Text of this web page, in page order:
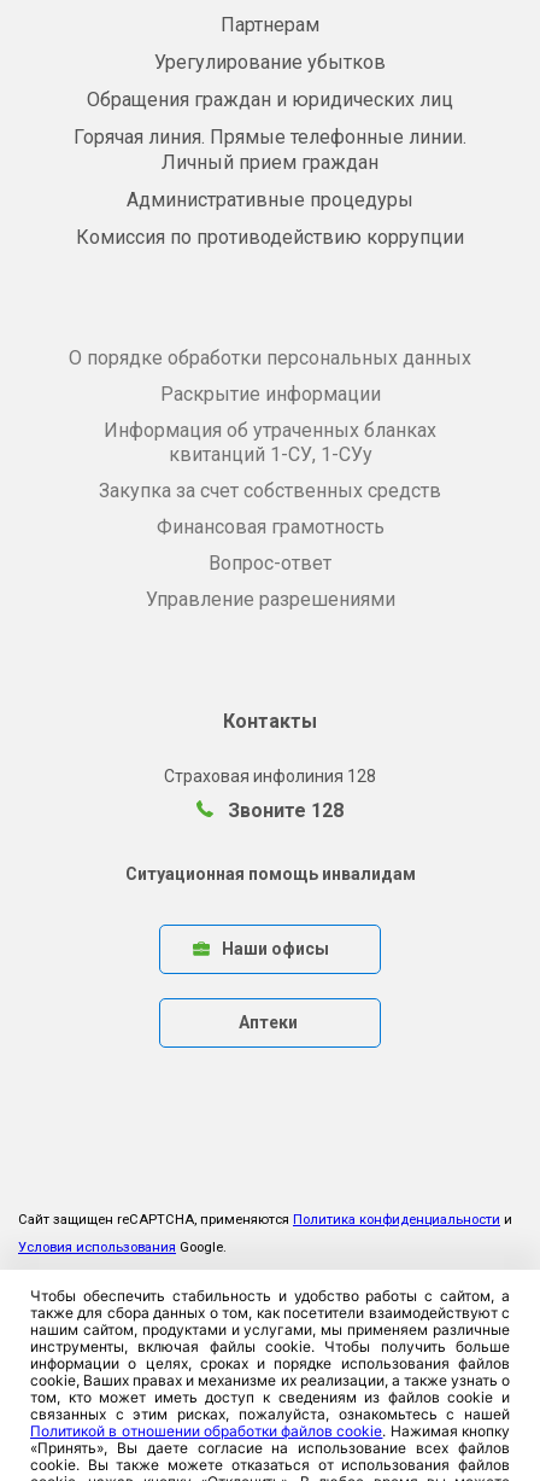
Партнерам
Урегулирование убытков
Обращения граждан и юридических лиц
Горячая линия. Прямые телефонные линии.
Личный прием граждан
Административные процедуры
Комиссия по противодействию коррупции
О порядке обработки персональных данных
Раскрытие информации
Информация об утраченных бланках
квитанций 1-СУ, 1-СУу
Закупка за счет собственных средств
Финансовая грамотность
Вопрос-ответ
Управление разрешениями
Контакты
Страховая инфолиния 128
Звоните 128
Ситуационная помощь инвалидам
Наши офисы
Аптеки
Сайт защищен reCAPTCHA, применяются Политика конфиденциальности и
Условия использования Google.
Чтобы обеспечить стабильность и удобство работы с сайтом, а
также для сбора данных о том, как посетители взаимодействуют с
нашим сайтом, продуктами и услугами, мы применяем различные
инструменты, включая файлы cookie. Чтобы получить больше
информации о целях, сроках и порядке использования файлов
cookie, Ваших правах и механизме их реализации, а также узнать о
том, кто может иметь доступ к сведениям из файлов cookie и
связанных с этим рисках, пожалуйста, ознакомьтесь с нашей
Политикой в отношении обработки файлов cookie. Нажимая кнопку
«Принять», Вы даете согласие на использование всех файлов
cookie. Вы также можете отказаться от использования файлов